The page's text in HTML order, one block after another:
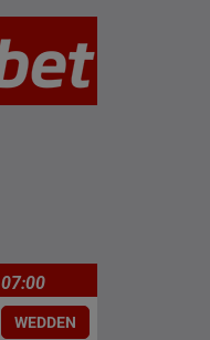
07:00
WEDDEN